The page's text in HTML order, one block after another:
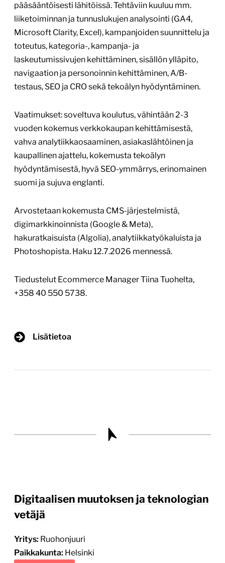
pääsääntöisesti lähitöissä. Tehtäviin kuuluu mm.
liiketoiminnan ja tunnuslukujen analysointi (GA4,
Microsoft Clarity, Excel), kampanjoiden suunnittelu ja
toteutus, kategoria-, kampanja- ja
laskeutumissivujen kehittäminen, sisällön ylläpito,
navigaation ja personoinnin kehittäminen, A/B-
testaus, SEO ja CRO sekä tekoälyn hyödyntäminen.
Vaatimukset: soveltuva koulutus, vähintään 2-3
vuoden kokemus verkkokaupan kehittämisestä,
vahva analytiikkaosaaminen, asiakaslähtöinen ja
kaupallinen ajattelu, kokemusta tekoälyn
hyödyntämisestä, hyvä SEO-ymmärrys, erinomainen
suomi ja sujuva englanti.
Arvostetaan kokemusta CMS-järjestelmistä,
digimarkkinoinnista (Google & Meta),
hakuratkaisuista (Algolia), analytiikkatyökaluista ja
Photoshopista. Haku 12.7.2026 mennessä.
Tiedustelut Ecommerce Manager Tiina Tuohelta,
+358 40 550 5738.
Lisätietoa
Digitaalisen muutoksen ja teknologian
vetäjä
Yritys: Ruohonjuuri
Paikkakunta: Helsinki